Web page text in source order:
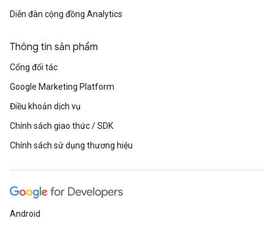
Diễn đàn cộng đồng Analytics
Thông tin sản phẩm
Cổng đối tác
Google Marketing Platform
Điều khoản dịch vụ
Chính sách giao thức / SDK
Chính sách sử dụng thương hiệu
Android